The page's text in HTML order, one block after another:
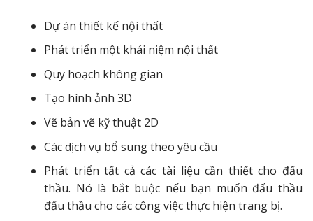
Dự án thiết kế nội thất
Phát triển một khái niệm nội thất
Quy hoạch không gian
Tạo hình ảnh 3D
Vẽ bản vẽ kỹ thuật 2D
Các dịch vụ bổ sung theo yêu cầu
Phát triển tất cả các tài liệu cần thiết cho đấu
thầu. Nó là bắt buộc nếu bạn muốn đấu thầu
đấu thầu cho các công việc thực hiện trang bị.